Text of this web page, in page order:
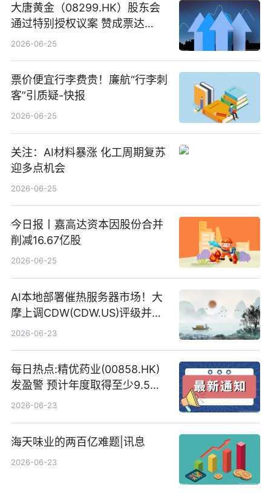
大唐黄金（08299.HK）股东会
通过特别授权议案 赞成票达
100%_新动态
2026-06-25
票价便宜行李费贵！廉航“行李刺
客”引质疑-快报
2026-06-25
关注：AI材料暴涨 化工周期复苏
迎多点机会
2026-06-25
今日报丨嘉高达资本因股份合并
削减16.67亿股
2026-06-25
AI本地部署催热服务器市场！大
摩上调CDW(CDW.US)评级并看
高IBM(IBM.US)戴尔(DELL.US)
2026-06-23
每日热点:精优药业(00858.HK)
发盈警 预计年度取得至少9.5亿
港元的亏损 同比盈转亏
2026-06-23
海天味业的两百亿难题|讯息
2026-06-23